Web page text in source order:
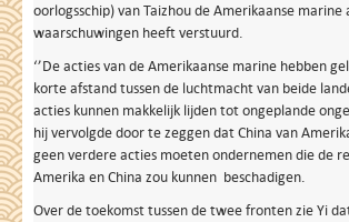
oorlogsschip) van Taizhou de Amerikaanse
waarschuwingen heeft verstuurd.
‘’De acties van de Amerikaanse marine hebben
korte afstand tussen de luchtmacht van beide
acties kunnen makkelijk lijden tot ongeplande
hij vervolgde door te zeggen dat China van
geen verdere acties moeten ondernemen die de
Amerika en China zou kunnen beschadigen.
Over de toekomst tussen de twee fronten zie Yi